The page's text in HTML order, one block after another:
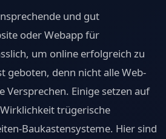
und gut
oder Webapp für
um online erfolgreich zu
geboten, denn nicht alle Web-
Versprechen. Einige setzen auf
trügerische
Baukastensysteme. Hier sind